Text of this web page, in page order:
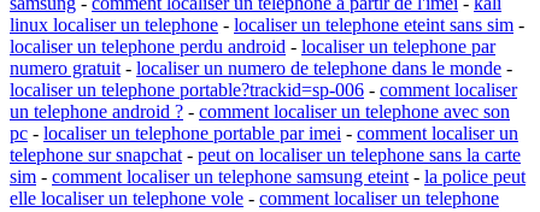
linux localiser un telephone - localiser un telephone eteint sans sim -
localiser un telephone perdu android - localiser un telephone par
numero gratuit - localiser un numero de telephone dans le monde -
localiser un telephone portable?trackid=sp-006 - comment localiser
un telephone android ? - comment localiser un telephone avec son
pc - localiser un telephone portable par imei - comment localiser un
telephone sur snapchat - peut on localiser un telephone sans la carte
sim - comment localiser un telephone samsung eteint - la police peut
elle localiser un telephone vole - comment localiser un telephone